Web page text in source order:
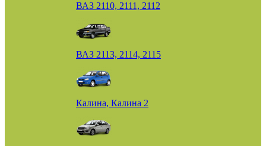
ВАЗ 2110, 2111, 2112
ВАЗ 2113, 2114, 2115
Калина, Калина 2